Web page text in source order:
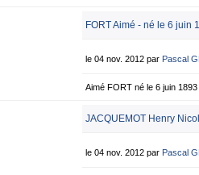
FORT Aimé - né le 6 juin
le 04 nov. 2012 par Pascal
Aimé FORT né le 6 juin 1893
JACQUEMOT Henry
le 04 nov. 2012 par Pascal